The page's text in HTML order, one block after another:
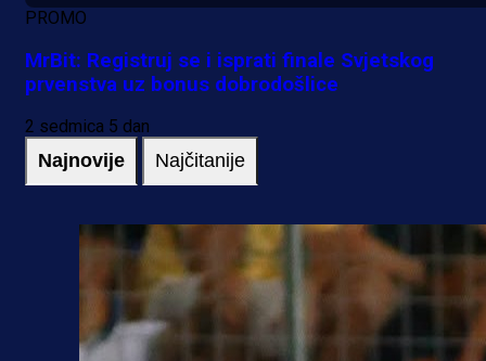
PROMO
MrBit: Registruj se i isprati finale Svjetskog
prvenstva uz bonus dobrodošlice
2 sedmica 5 dan
Najnovije Najčitanije